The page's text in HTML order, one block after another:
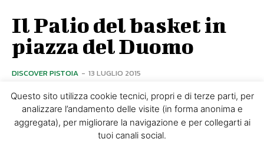
Il Palio del basket in
piazza del Duomo
DISCOVER PISTOIA - 13 LUGLIO 2015
Il consueto spettacolo di colori e sport con uno scenario
unico. E' uno degli appuntamenti clou dell'estate pistoiese
e, per di più in questo 2015,...
Questo sito utilizza cookie tecnici, propri e di terze parti, per
analizzare l’andamento delle visite (in forma anonima e
aggregata), per migliorare la navigazione e per collegarti ai
tuoi canali social.